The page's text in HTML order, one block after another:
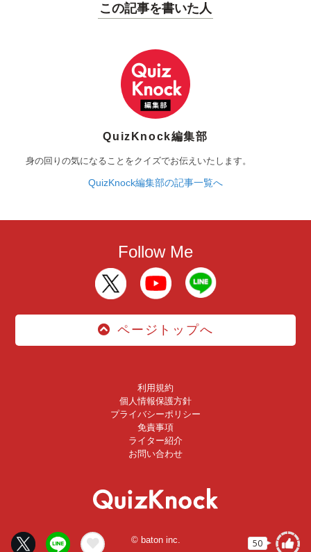
50
この記事を書いた人
QuizKnock編集部
身の回りの気になることをクイズでお伝えいたします。
QuizKnock編集部の記事一覧へ
Follow Me
ページトップへ
利用規約
個人情報保護方針
プライバシーポリシー
免責事項
ライター紹介
お問い合わせ
© baton inc.